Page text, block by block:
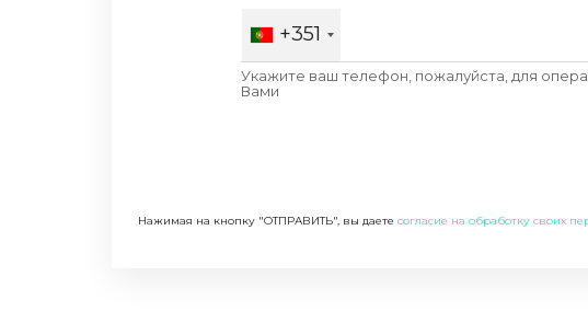
+351
Укажите ваш телефон, пожалуйста, для
Вами
Нажимая на кнопку "ОТПРАВИТЬ", вы даете согласие на обработку своих